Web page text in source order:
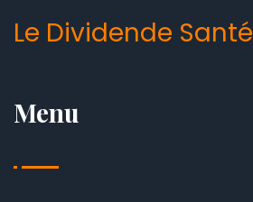
Le Dividende Santé
Menu